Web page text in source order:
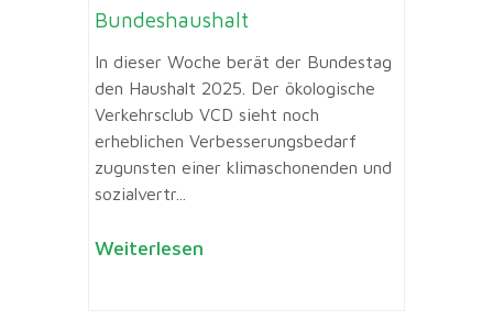
Bundeshaushalt
In dieser Woche berät der Bundestag
den Haushalt 2025. Der ökologische
Verkehrsclub VCD sieht noch
erheblichen Verbesserungsbedarf
zugunsten einer klimaschonenden und
sozialvertr...
Weiterlesen